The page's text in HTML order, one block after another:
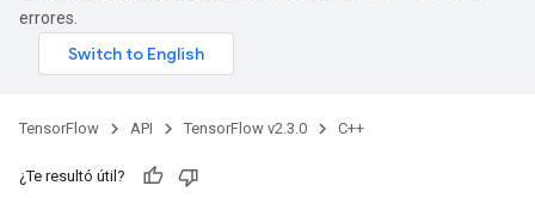
errores.
TensorFlow API TensorFlow v2.3.0 C++
¿Te resultó útil?